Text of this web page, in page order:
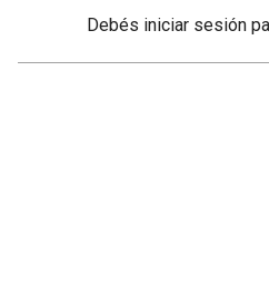
Debés iniciar sesión